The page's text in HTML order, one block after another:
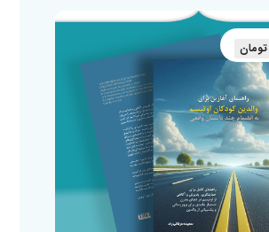
تومان